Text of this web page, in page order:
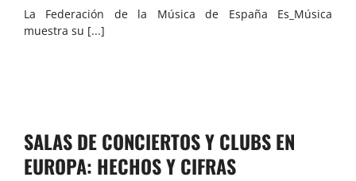
La Federación de la Música de España Es_Música
muestra su [...]
SALAS DE CONCIERTOS Y CLUBS EN
EUROPA: HECHOS Y CIFRAS